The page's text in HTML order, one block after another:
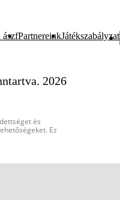
ászfPartnereinkJátékszabályzat
2026
és
Ez